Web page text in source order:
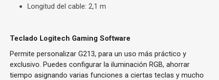
Longitud del cable: 2,1 m
Teclado Logitech Gaming Software
Permite personalizar G213, para un uso más práctico y
exclusivo. Puedes configurar la iluminación RGB, ahorrar
tiempo asignando varias funciones a ciertas teclas y mucho